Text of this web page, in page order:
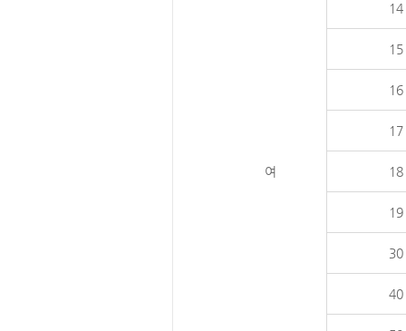
여
14
15
16
17
18
19
30
40